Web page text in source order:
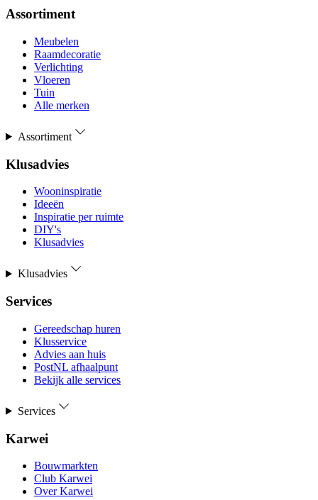
Assortiment
Meubelen
Raamdecoratie
Verlichting
Vloeren
Tuin
Alle merken
Assortiment
Klusadvies
Wooninspiratie
Ideeën
Inspiratie per ruimte
DIY's
Klusadvies
Klusadvies
Services
Gereedschap huren
Klusservice
Advies aan huis
PostNL afhaalpunt
Bekijk alle services
Services
Karwei
Bouwmarkten
Club Karwei
Over Karwei